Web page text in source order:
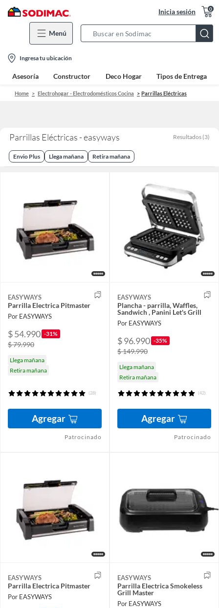
Inicia sesión 0
Menú
Bar
location-
icon
Ingresa tu ubicación
Asesoría Constructor Deco Hogar Tipos de Entrega
Home Electrohogar - Electrodomésticos Cocina Parrillas Eléctricas
Parrillas Eléctricas - easyways Resultados (3)
Envio Plus Llega mañana Retira mañana
EASYWAYS
Parrilla Electrica Pitmaster
Por EASYWAYS
$ 54.990 -31%
$ 79.990
Llega mañana
Retira mañana
(28)
Agregar
Patrocinado
EASYWAYS
Plancha - parrilla, Waffles,
Sandwich , Panini Let's Grill
Por EASYWAYS
$ 96.990 -35%
$ 149.990
Llega mañana
Retira mañana
(42)
Agregar
Patrocinado
EASYWAYS
Parrilla Electrica Pitmaster
Por EASYWAYS
EASYWAYS
Parrilla Electrica Smokeless
Grill Master
Por EASYWAYS